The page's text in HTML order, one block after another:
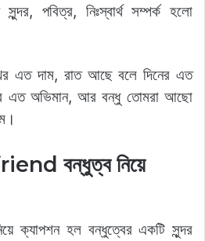
পবিত্র, নিঃস্বার্থ সম্পর্ক হলো
এত দাম, রাত আছে বলে দিনের এত
এত অভিমান, আর বন্ধু তোমরা আছো
বন্ধুত্ব নিয়ে
ক্যাপশন হল বন্ধুত্বের একটি সুন্দর